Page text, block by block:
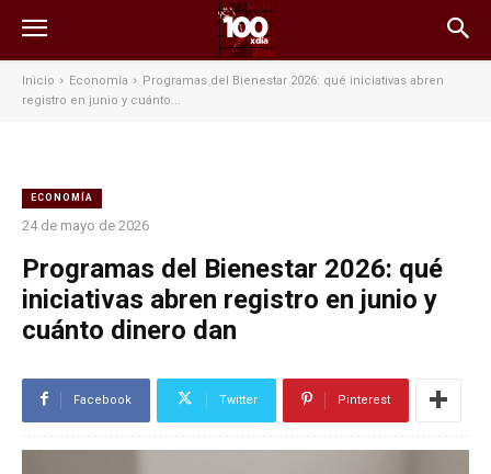
Inicio Economía
Programas del Bienestar 2026: qué iniciativas abren
registro en junio y cuánto...
ECONOMÍA
24 de mayo de 2026
Programas del Bienestar 2026: qué
iniciativas abren registro en junio y
cuánto dinero dan
Facebook Twitter Pinterest